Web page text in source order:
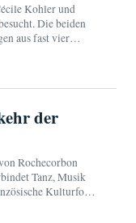
Kohler und
Die beiden
aus fast vier
der
Rochecorbon
Tanz, Musik
Kulturform